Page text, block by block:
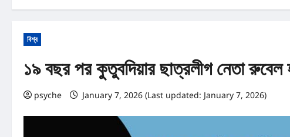
বিশ্ব
১৯ বছর পর কুতুবদিয়ার ছাত্রলীগ নেতা
psyche January 7, 2026 (Last updated: January 7, 2026)